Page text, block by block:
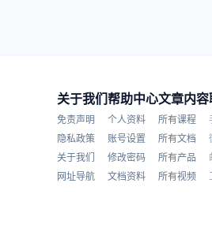
关于我们
免责声明
隐私政策
关于我们
网址导航
帮助中心
个人资料
账号设置
修改密码
文档资料
文章内容
所有课程
所有文档
所有产品
所有视频